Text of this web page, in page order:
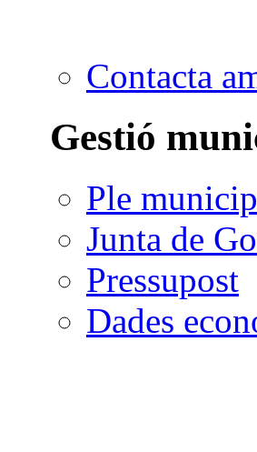
Contacta
Gestió
Ple
Junta de
Pressupost
Dades